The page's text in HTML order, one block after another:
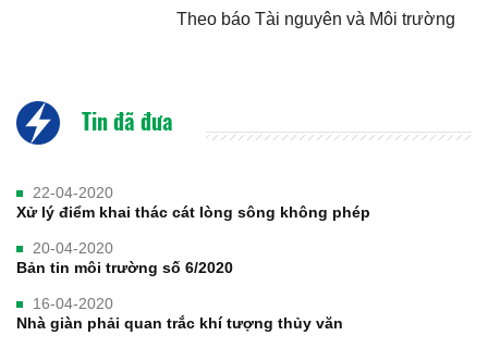
Theo báo Tài nguyên và Môi trường
Tin đã đưa
22-04-2020
Xử lý điểm khai thác cát lòng sông không phép
20-04-2020
Bản tin môi trường số 6/2020
16-04-2020
Nhà giàn phải quan trắc khí tượng thủy văn